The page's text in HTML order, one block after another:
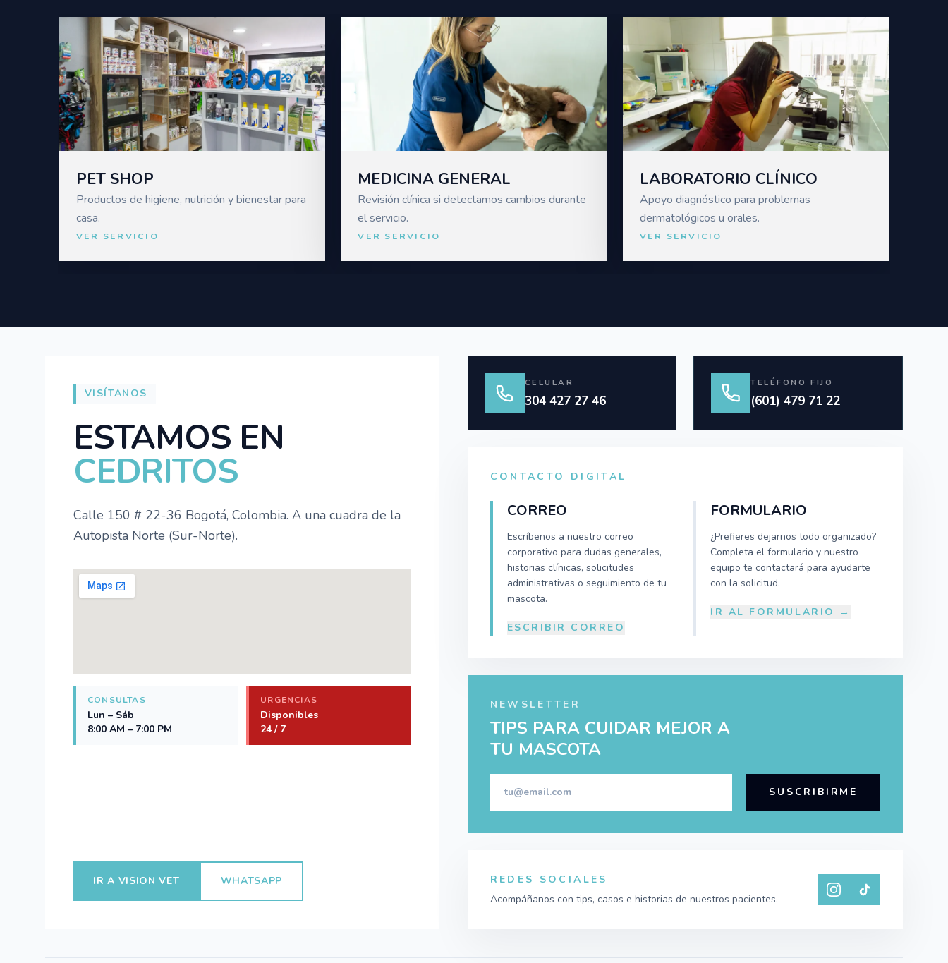
PET SHOP
Productos de higiene, nutrición y bienestar para
casa.
VER SERVICIO
MEDICINA GENERAL
Revisión clínica si detectamos cambios durante
el servicio.
VER SERVICIO
LABORATORIO CLÍNICO
Apoyo diagnóstico para problemas
dermatológicos u orales.
VER SERVICIO
VISÍTANOS
ESTAMOS EN
CEDRITOS
Calle 150 # 22-36 Bogotá, Colombia. A una cuadra de la
Autopista Norte (Sur-Norte).
CONSULTAS
Lun – Sáb
8:00 AM – 7:00 PM
URGENCIAS
Disponibles
24 / 7
IR A VISION VET WHATSAPP
CELULAR
304 427 27 46
TELÉFONO FIJO
(601) 479 71 22
CONTACTO DIGITAL
CORREO
Escríbenos a nuestro correo
corporativo para dudas generales,
historias clínicas, solicitudes
administrativas o seguimiento de tu
mascota.
ESCRIBIR CORREO
FORMULARIO
¿Prefieres dejarnos todo organizado?
Completa el formulario y nuestro
equipo te contactará para ayudarte
con la solicitud.
IR AL FORMULARIO →
NEWSLETTER
TIPS PARA CUIDAR MEJOR A
TU MASCOTA
SUSCRIBIRME
REDES SOCIALES
Acompáñanos con tips, casos e historias de nuestros pacientes.